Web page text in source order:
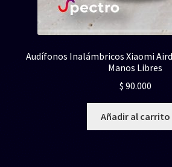
Audífonos Inalámbricos Xiaomi
Manos Libres
$ 90.000
Añadir al carrito